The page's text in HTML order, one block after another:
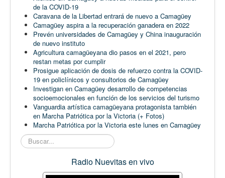
de la COVID-19
Caravana de la Libertad entrará de nuevo a Camagüey
Camagüey aspira a la recuperación ganadera en 2022
Prevén universidades de Camagüey y China inauguración
de nuevo instituto
Agricultura camagüeyana dio pasos en el 2021, pero
restan metas por cumplir
Prosigue aplicación de dosis de refuerzo contra la COVID-
19 en policlínicos y consultorios de Camagüey
Investigan en Camagüey desarrollo de competencias
socioemocionales en función de los servicios del turismo
Vanguardia artística camagüeyana protagonista también
en Marcha Patriótica por la Victoria (+ Fotos)
Marcha Patriótica por la Victoria este lunes en Camagüey
Buscar...
Radio Nuevitas en vivo